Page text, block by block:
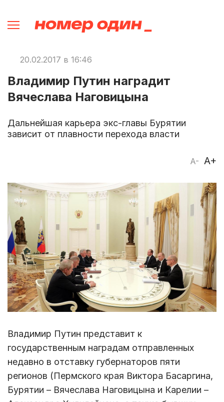
20.02.2017 в 16:46
Владимир Путин наградит
Вячеслава Наговицына
Дальнейшая карьера экс-главы Бурятии
зависит от плавности перехода власти
A- A+
Владимир Путин представит к
государственным наградам отправленных
недавно в отставку губернаторов пяти
регионов (Пермского края Виктора Басаргина,
Бурятии – Вячеслава Наговицына и Карелии –